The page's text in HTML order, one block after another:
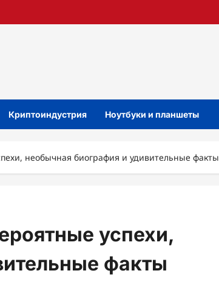
Криптоиндустрия Ноутбуки и планшеты
необычная биография и удивительные факты
успехи,
факты